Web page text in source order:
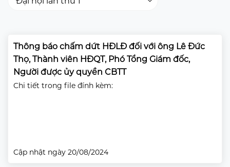
Thông báo chấm dứt HĐLĐ đối với ông Lê Đức
Thọ, Thành viên HĐQT, Phó Tổng Giám đốc,
Người được ủy quyền CBTT
Chi tiết trong file đính kèm:
Cập nhật ngày 20/08/2024